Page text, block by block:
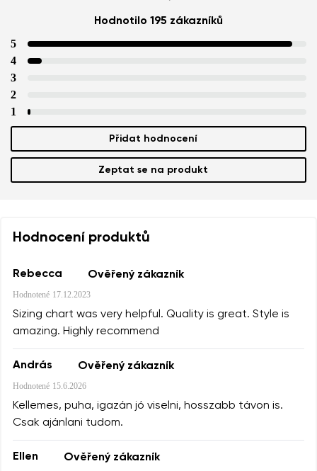
Změnit
Varianta
Hodnotilo 195 zákazníků
5
4
3
2
1
Přidat hodnocení
Zeptat se na produkt
Hodnocení produktů
Rebecca Ověřený zákazník
Hodnotené 17.12.2023
Sizing chart was very helpful. Quality is great. Style is
amazing. Highly recommend
András Ověřený zákazník
Hodnotené 15.6.2026
Kellemes, puha, igazán jó viselni, hosszabb távon is.
Csak ajánlani tudom.
Ellen Ověřený zákazník
Textové hodnocení
Souhlasím se zpracováním zadaných osobních údajů
ve smyslu těchto podmínek
Přidat hodnocení